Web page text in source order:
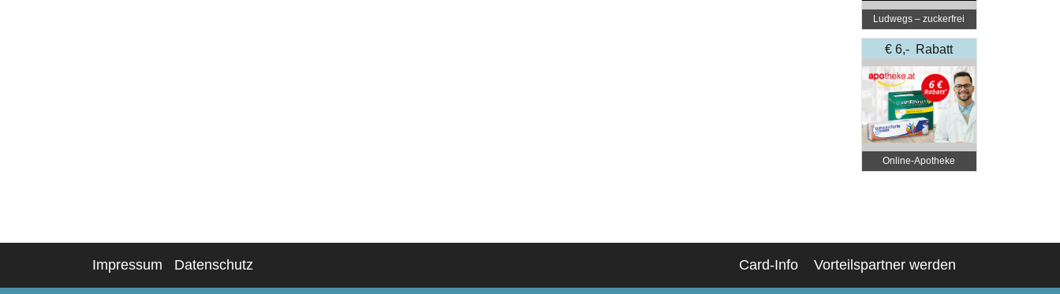
Ludwegs – zuckerfrei
leben
€ 6,- Rabatt
Online‑Apotheke
Impressum Datenschutz Card-Info Vorteilspartner werden